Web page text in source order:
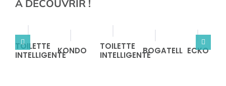
À DÉCOUVRIR !
TOILETTE
INTELLIGENTEKONDO
TOILETTE
INTELLIGENTEBOGATELL ECKO